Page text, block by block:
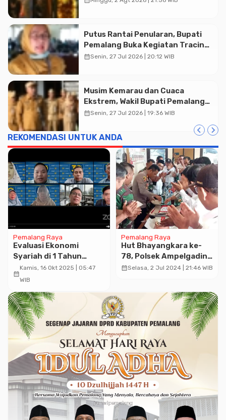
Putus Rantai Penularan, Bupati
Pemalang Buka Kegiatan Tracing
TBC Terintegrasi di Mulyoharjo
calendar_monthSenin, 27 Jul 2026 | 20:12 WIB
Musim Kemarau dan Cuaca
Ekstrem, Wakil Bupati Pemalang
Ingatkan ASN Waspada Bahaya
calendar_monthSenin, 27 Jul 2026 | 19:36 WIB
REKOMENDASI UNTUK ANDA
Pemalang Raya
Evaluasi Ekonomi
Syariah di 1 Tahun
Pemerintahan Prabowo
calendar_month
Kamis, 16 Okt 2025 | 05:47
WIB
Pemalang Raya
Hut Bhayangkara ke-
78, Polsek Ampelgading
Dapat Surprise dari
calendar_monthSelasa, 2 Jul 2024 | 21:46 WIB